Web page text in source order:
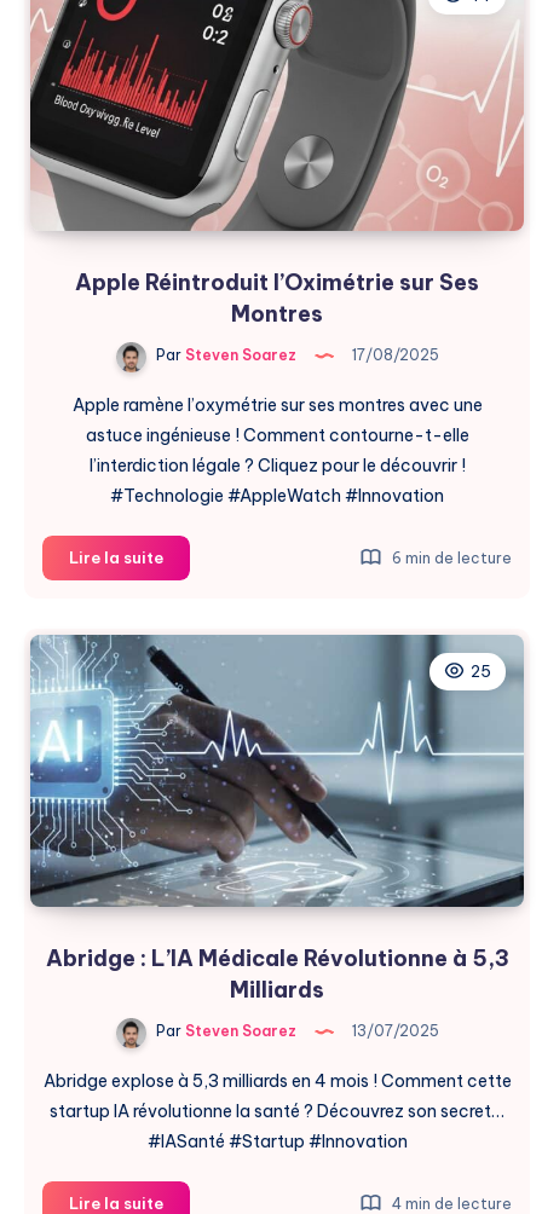
Apple Réintroduit l’Oximétrie sur Ses
Montres
ParSteven Soarez 17/08/2025
Apple ramène l’oxymétrie sur ses montres avec une
astuce ingénieuse ! Comment contourne-t-elle
l’interdiction légale ? Cliquez pour le découvrir !
#Technologie #AppleWatch #Innovation
Lire la suiteApple
Réintroduit
sur
Ses
Montres
6 min de lecture
25
Abridge : L’IA Médicale Révolutionne à 5,3
Milliards
ParSteven Soarez 13/07/2025
Abridge explose à 5,3 milliards en 4 mois ! Comment cette
startup IA révolutionne la santé ? Découvrez son secret…
#IASanté #Startup #Innovation
Lire la suiteAbridge
4 min de lecture